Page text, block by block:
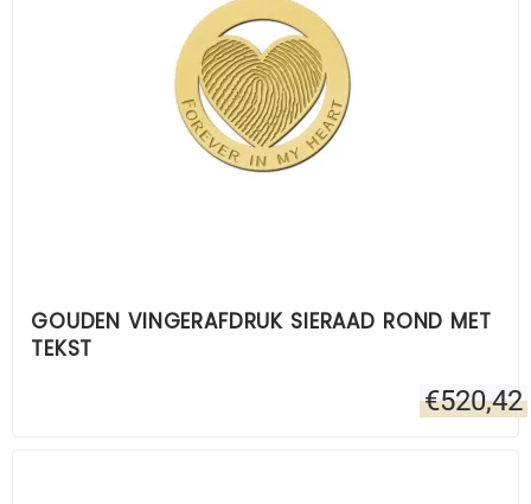
GOUDEN VINGERAFDRUK SIERAAD ROND MET
TEKST
€520,42